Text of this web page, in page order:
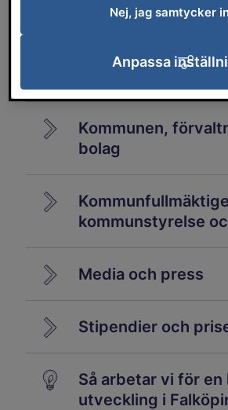
Förtroendevalda
Handbok för
Kommunen,
bolag
kommunstyrelse
Media och press
Stipendier och
Så arbetar vi för en
utveckling i
Nej, jag samtycker
Anpassa